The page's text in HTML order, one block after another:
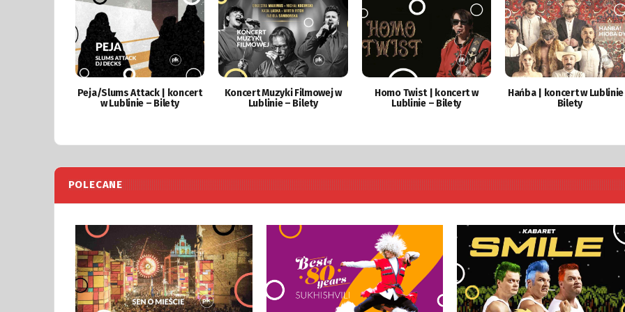
Peja/Slums Attack | koncert
w Lublinie – Bilety
Koncert Muzyki Filmowej w
Lublinie – Bilety
Homo Twist | koncert w
Lublinie – Bilety
Hańba | koncert w
Bilety
POLECANE